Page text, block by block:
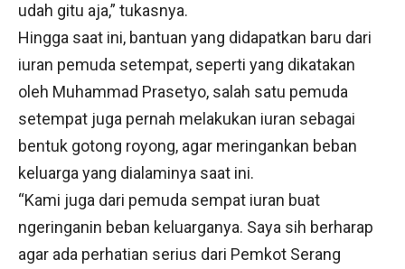
udah gitu aja,” tukasnya.
Hingga saat ini, bantuan yang didapatkan baru dari
iuran pemuda setempat, seperti yang dikatakan
oleh Muhammad Prasetyo, salah satu pemuda
setempat juga pernah melakukan iuran sebagai
bentuk gotong royong, agar meringankan beban
keluarga yang dialaminya saat ini.
“Kami juga dari pemuda sempat iuran buat
ngeringanin beban keluarganya. Saya sih berharap
agar ada perhatian serius dari Pemkot Serang